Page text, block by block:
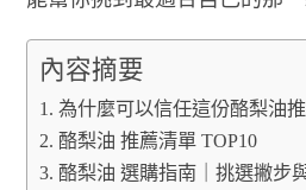
內容摘要
為什麼可以信任這份酪梨油推
酪梨油 推薦清單 TOP10
酪梨油 選購指南｜挑選撇步